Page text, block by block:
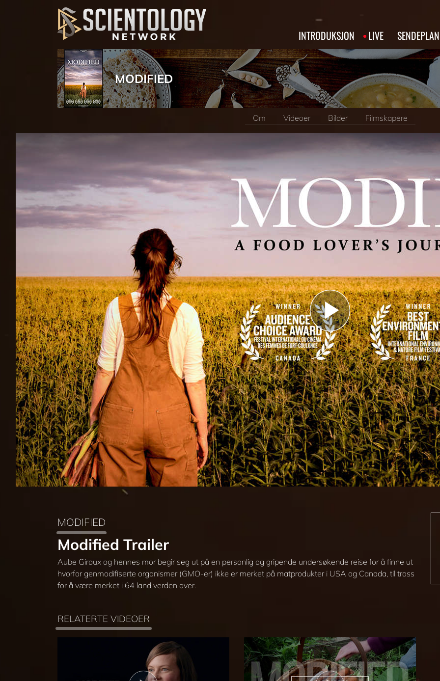
INTRODUKSJON LIVE SENDEPLAN
MODIFIED
Om Videoer Bilder Filmskapere
Play
Video
MODIFIED
Modified Trailer
Aube Giroux og hennes mor begir seg ut på en personlig og gripende undersøkende reise for å finne ut
hvorfor genmodifiserte organismer (GMO-er) ikke er merket på matprodukter i USA og Canada, til tross
for å være merket i 64 land verden over.
RELATERTE VIDEOER